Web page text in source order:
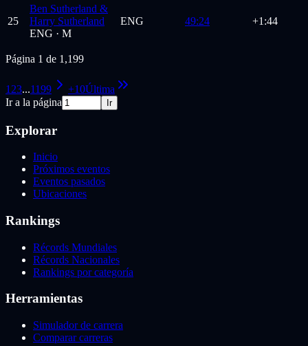
25
Ben Sutherland &
Harry Sutherland
ENG · M
ENG 49:24 +1:44
Página 1 de 1,199
1 23...1199 +10Última
Ir a la página
Ir
Explorar
Inicio
Próximos eventos
Eventos pasados
Ubicaciones
Rankings
Récords Mundiales
Récords Nacionales
Rankings por categoría
Herramientas
Simulador de carrera
Comparar carreras